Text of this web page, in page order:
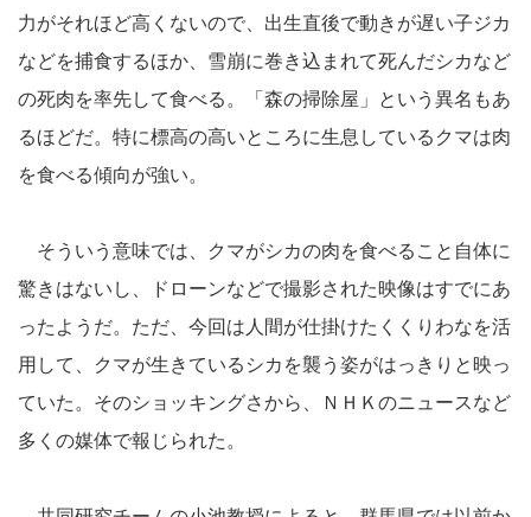
力がそれほど高くないので、出生直後で動きが遅い子ジカ
などを捕食するほか、雪崩に巻き込まれて死んだシカなど
の死肉を率先して食べる。「森の掃除屋」という異名もあ
るほどだ。特に標高の高いところに生息しているクマは肉
を食べる傾向が強い。
そういう意味では、クマがシカの肉を食べること自体に
驚きはないし、ドローンなどで撮影された映像はすでにあ
ったようだ。ただ、今回は人間が仕掛けたくくりわなを活
用して、クマが生きているシカを襲う姿がはっきりと映っ
ていた。そのショッキングさから、ＮＨＫのニュースなど
多くの媒体で報じられた。